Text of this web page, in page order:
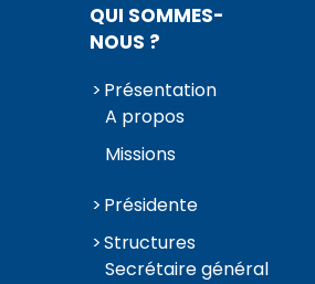
QUI SOMMES-
NOUS ?
Présentation
A propos
Missions
Présidente
Structures
Secrétaire général